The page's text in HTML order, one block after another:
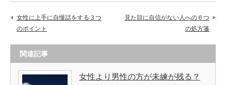
女性に上手に自慢話をする３つ
のポイント
見た目に自信がない人への６つ
の処方箋
関連記事
女性より男性の方が未練が残る？